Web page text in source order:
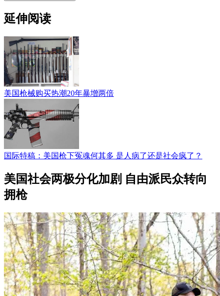
延伸阅读
美国枪械购买热潮20年暴增两倍
国际特稿：美国枪下冤魂何其多 是人病了还是社会疯了？
美国社会两极分化加剧 自由派民众转向
拥枪